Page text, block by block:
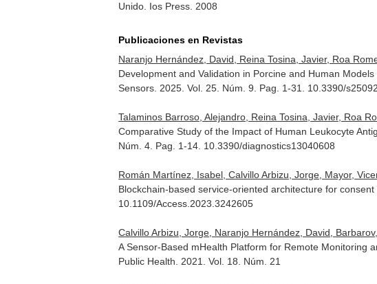
Unido. Ios Press. 2008
Publicaciones en Revistas
Naranjo Hernández, David, Reina Tosina, Javier, Roa
Development and Validation in Porcine and Human
Sensors . 2025. Vol. 25. Núm. 9. Pag. 1-31. 10.3390/
Talaminos Barroso, Alejandro, Reina Tosina, Javier, Roa
Comparative Study of the Impact of Human Leukocyte
Núm. 4. Pag. 1-14. 10.3390/diagnostics13040608
Román Martínez, Isabel, Calvillo Arbizu, Jorge, Mayor,
Blockchain-based service-oriented architecture for
10.1109/Access.2023.3242605
Calvillo Arbizu, Jorge, Naranjo Hernández, David,
A Sensor-Based mHealth Platform for Remote Monitoring
Public Health . 2021. Vol. 18. Núm. 21